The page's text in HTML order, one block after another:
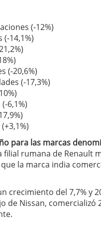
(-12%)
14,1%)
(-20,6%)
(-17,3%)
6,1%)
para las marcas
filial rumana de Renault
la marca india
crecimiento del 7,7% y
de Nissan, comercializó